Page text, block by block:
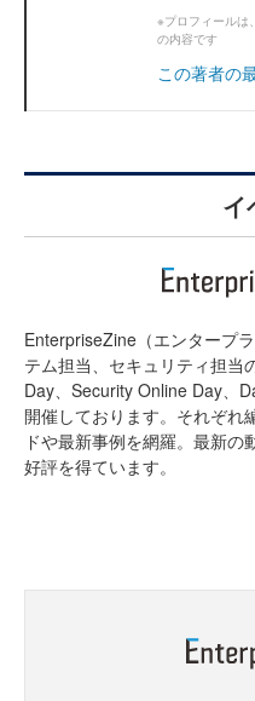
※プロフィールは
の内容です
この著者の
イ
EnterpriseZine（エンタープ
テム担当、セキュリティ担
Day、Security Online Day、
開催しております。それぞれ
ドや最新事例を網羅。最新の
好評を得ています。